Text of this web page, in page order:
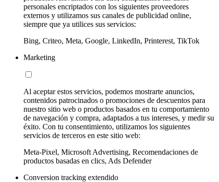
personales encriptados con los siguientes proveedores
externos y utilizamos sus canales de publicidad online,
siempre que ya utilices sus servicios:
Bing, Criteo, Meta, Google, LinkedIn, Printerest, TikTok
Marketing
Al aceptar estos servicios, podemos mostrarte anuncios,
contenidos patrocinados o promociones de descuentos para
nuestro sitio web o productos basados en tu comportamiento
de navegación y compra, adaptados a tus intereses, y medir su
éxito. Con tu consentimiento, utilizamos los siguientes
servicios de terceros en este sitio web:
Meta-Pixel, Microsoft Advertising, Recomendaciones de
productos basadas en clics, Ads Defender
Conversion tracking extendido